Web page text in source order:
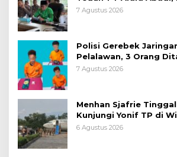
7 Agustus 2026
Polisi Gerebek
Pelalawan, 3 Orang
7 Agustus 2026
Menhan Sjafrie
Kunjungi Yonif TP di
XIX/Tuanku Tambusai
6 Agustus 2026